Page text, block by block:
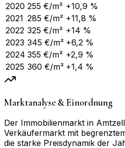
2020 255 €/m² +10,9 %
2021 285 €/m² +11,8 %
2022 325 €/m² +14 %
2023 345 €/m² +6,2 %
2024 355 €/m² +2,9 %
2025 360 €/m² +1,4 %
Marktanalyse & Einordnung
Der Immobilienmarkt in
Verkäufermarkt mit
die starke Preisdynamik der